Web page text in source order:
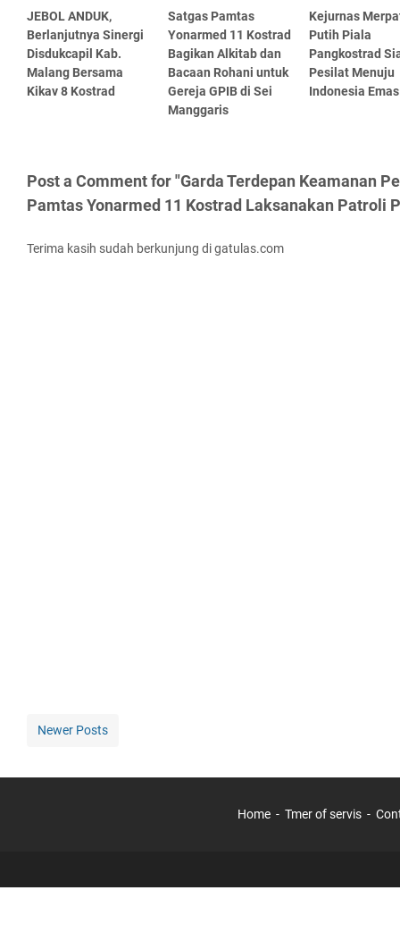
JEBOL ANDUK,
Berlanjutnya Sinergi
Disdukcapil Kab.
Malang Bersama
Kikav 8 Kostrad
Satgas Pamtas
Yonarmed 11 Kostrad
Bagikan Alkitab dan
Bacaan Rohani untuk
Gereja GPIB di Sei
Manggaris
Kejurnas
Putih Piala
Pangkostrad
Pesilat Menuju
Indonesia Emas
Post a Comment for "Garda Terdepan Keamanan
Pamtas Yonarmed 11 Kostrad Laksanakan Patroli
Terima kasih sudah berkunjung di gatulas.com
Newer Posts
Home Tmer of servis